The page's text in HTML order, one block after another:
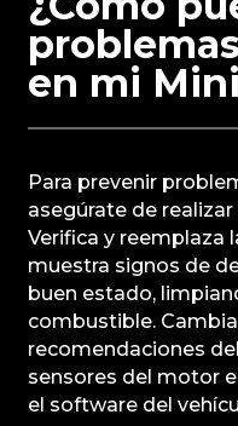
en mi
Para prevenir
asegúrate de
Verifica y reemplaza
muestra signos de
buen estado,
combustible.
recomendaciones
sensores del motor
el software del